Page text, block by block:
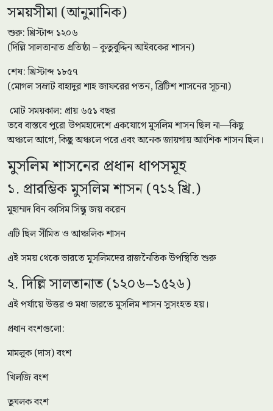
সময়সীমা (আনুমানিক)
শুরু: খ্রিস্টাব্দ ১২০৬
(দিল্লি সালতানাত প্রতিষ্ঠা – কুতুবুদ্দিন আইবকের শাসন)
শেষ: খ্রিস্টাব্দ ১৮৫৭
(মোগল সম্রাট বাহাদুর শাহ জাফরের পতন, ব্রিটিশ শাসনের সূচনা)
মোট সময়কাল: প্রায় ৬৫১ বছর
তবে বাস্তবে পুরো উপমহাদেশে একযোগে মুসলিম শাসন ছিল না—কিছু
অঞ্চলে আগে, কিছু অঞ্চলে পরে এবং অনেক জায়গায় আংশিক শাসন ছিল।
মুসলিম শাসনের প্রধান ধাপসমূহ
১. প্রারম্ভিক মুসলিম শাসন (৭১২ খ্রি.)
মুহাম্মদ বিন কাসিম সিন্ধু জয় করেন
এটি ছিল সীমিত ও আঞ্চলিক শাসন
এই সময় থেকে ভারতে মুসলিমদের রাজনৈতিক উপস্থিতি শুরু
২. দিল্লি সালতানাত (১২০৬–১৫২৬)
এই পর্যায়ে উত্তর ও মধ্য ভারতে মুসলিম শাসন সুসংহত হয়।
প্রধান বংশগুলো:
মামলুক (দাস) বংশ
খিলজি বংশ
তুঘলক বংশ